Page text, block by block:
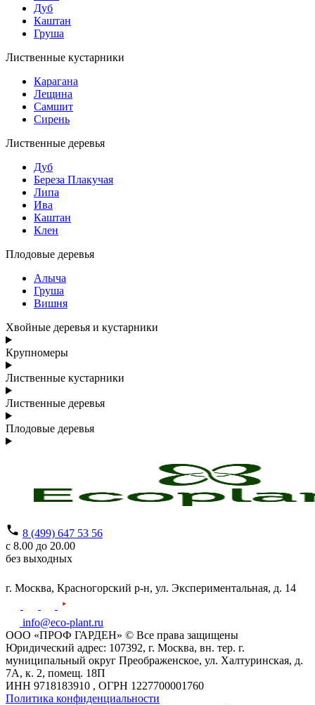
Дуб
Каштан
Груша
Лиственные кустарники
Карагана
Лещина
Самшит
Сирень
Лиственные деревья
Дуб
Береза Плакучая
Липа
Ива
Каштан
Клен
Плодовые деревья
Алыча
Груша
Вишня
Хвойные деревья и кустарники
Крупномеры
Лиственные кустарники
Лиственные деревья
Плодовые деревья
8 (499) 647 53 56
с 8.00 до 20.00
без выходных
г. Москва, Красногорский р-н, ул. Экспериментальная, д. 14
info@eco-plant.ru
ООО «ПРОФ ГАРДЕН» © Все права защищены
Юридический адрес: 107392, г. Москва, вн. тер. г.
муниципальный округ Преображенское, ул. Халтуринская, д.
7А, к. 2, помещ. 18П
ИНН 9718183910 , ОГРН 1227700001760
Политика конфиденциальности